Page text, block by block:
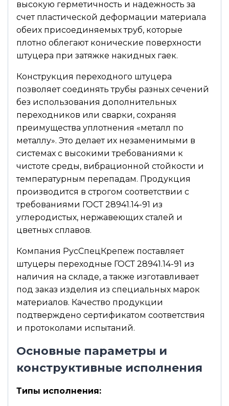
высокую герметичность и надежность за
счет пластической деформации материала
обеих присоединяемых труб, которые
плотно облегают конические поверхности
штуцера при затяжке накидных гаек.
Конструкция переходного штуцера
позволяет соединять трубы разных сечений
без использования дополнительных
переходников или сварки, сохраняя
преимущества уплотнения «металл по
металлу». Это делает их незаменимыми в
системах с высокими требованиями к
чистоте среды, вибрационной стойкости и
температурным перепадам. Продукция
производится в строгом соответствии с
требованиями ГОСТ 28941.14-91 из
углеродистых, нержавеющих сталей и
цветных сплавов.
Компания РусСпецКрепеж поставляет
штуцеры переходные ГОСТ 28941.14-91 из
наличия на складе, а также изготавливает
под заказ изделия из специальных марок
материалов. Качество продукции
подтверждено сертификатом соответствия
и протоколами испытаний.
Основные параметры и
конструктивные исполнения
Типы исполнения: